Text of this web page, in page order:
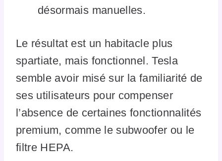
désormais manuelles.
Le résultat est un habitacle plus
spartiate, mais fonctionnel. Tesla
semble avoir misé sur la familiarité de
ses utilisateurs pour compenser
l’absence de certaines fonctionnalités
premium, comme le subwoofer ou le
filtre HEPA.